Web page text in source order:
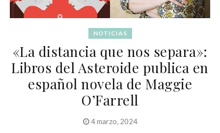
NOTICIAS
«La distancia que nos separa»:
Libros del Asteroide publica en
español novela de Maggie
O’Farrell
4 marzo, 2024